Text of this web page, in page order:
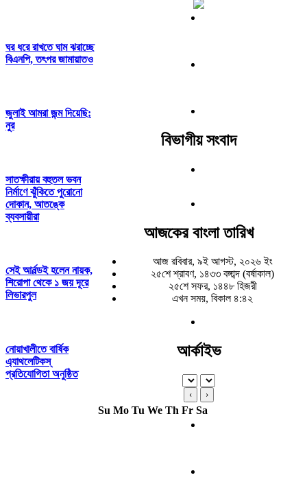
ঘর ধরে রাখতে ঘাম ঝরাচ্ছে
বিএনপি, তৎপর জামায়াতও
জুলাই আমরা জন্ম দিয়েছি:
নুর
সাতক্ষীরায় বহুতল ভবন
নির্মাণে ঝুঁকিতে পুরোনো
দোকান, আতঙ্কে
ব্যবসায়ীরা
সেই আর্নল্ডই হলেন নায়ক,
শিরোপা থেকে ১ জয় দূরে
লিভারপুল
নোয়াখালীতে বার্ষিক
এ্যাথলেটিকস্
প্রতিযোগিতা অনুষ্ঠিত
বিভাগীয় সংবাদ
আজকের বাংলা তারিখ
আজ রবিবার, ৯ই আগস্ট, ২০২৬ ইং
২৫শে শ্রাবণ, ১৪৩৩ বঙ্গাব্দ (বর্ষাকাল)
২৫শে সফর, ১৪৪৮ হিজরী
এখন সময়, বিকাল ৪:৪২
আর্কাইভ
‹ ›
Su Mo Tu We Th Fr Sa